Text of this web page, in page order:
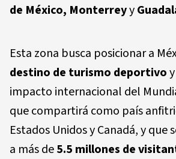
de México, Monterreyy
Esta zona busca posicionar a
destino de turismo deportivo
impacto internacional del
que compartirá como país
Estados Unidos y Canadá, y que
a más de5.5 millones de